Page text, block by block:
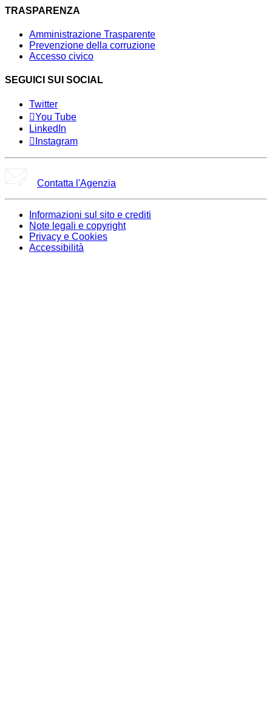
TRASPARENZA
Amministrazione Trasparente
Prevenzione della corruzione
Accesso civico
SEGUICI SUI SOCIAL
Twitter
You Tube
LinkedIn
Instagram
Contatta l'Agenzia
Informazioni sul sito e crediti
Note legali e copyright
Privacy e Cookies
Accessibilità